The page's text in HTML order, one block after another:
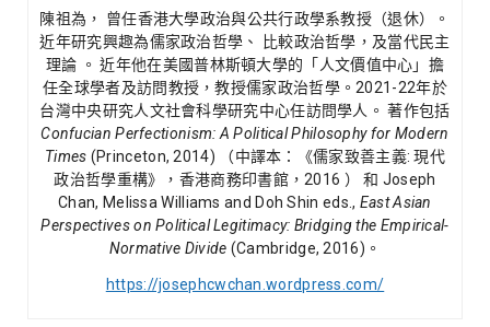
陳祖為， 曾任香港大學政治與公共行政學系教授（退休）。
近年研究興趣為儒家政治哲學、 比較政治哲學，及當代民主
理論 。 近年他在美國普林斯頓大學的「人文價值中心」擔
任全球學者及訪問教授，教授儒家政治哲學。2021-22年於
台灣中央研究人文社會科學研究中心任訪問學人。 著作包括
Confucian Perfectionism: A Political Philosophy for Modern
Times (Princeton, 2014) （中譯本：《儒家致善主義: 現代
政治哲學重構》，香港商務印書館，2016 ） 和 Joseph
Chan, Melissa Williams and Doh Shin eds., East Asian
Perspectives on Political Legitimacy: Bridging the Empirical-
Normative Divide (Cambridge, 2016)。
https://josephcwchan.wordpress.com/